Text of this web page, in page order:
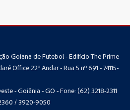
Goiana de Futebol - Edifício The Prime
Office 22º Andar - Rua 5 nº 691 - 74115-
- Goiânia - GO - Fone: (62) 3218-2311
/ 3920-9050